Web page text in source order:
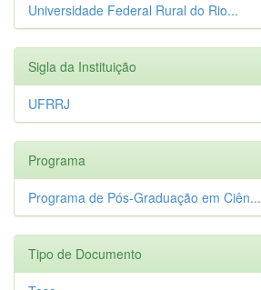
Universidade Federal Rural do Rio...
Sigla da Instituição
UFRRJ
Programa
Programa de Pós-Graduação em Ciên...
Tipo de Documento